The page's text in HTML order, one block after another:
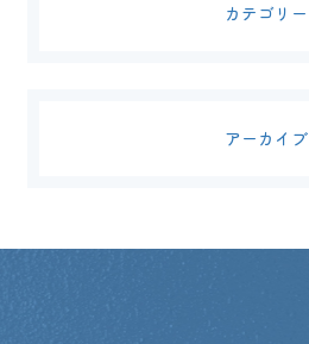
カテゴリー
アーカイブ